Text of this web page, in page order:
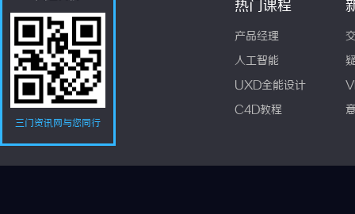
三门资讯网与您同行
热门课程
产品经理
人工智能
UXD全能设计
C4D教程